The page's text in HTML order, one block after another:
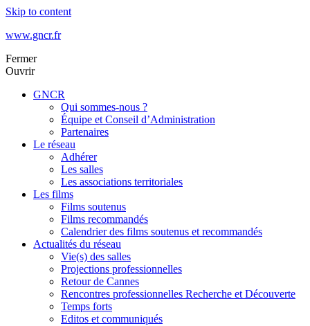
Skip to content
www.gncr.fr
Fermer
Ouvrir
GNCR
Qui sommes-nous ?
Équipe et Conseil d’Administration
Partenaires
Le réseau
Adhérer
Les salles
Les associations territoriales
Les films
Films soutenus
Films recommandés
Calendrier des films soutenus et recommandés
Actualités du réseau
Vie(s) des salles
Projections professionnelles
Retour de Cannes
Rencontres professionnelles Recherche et Découverte
Temps forts
Editos et communiqués